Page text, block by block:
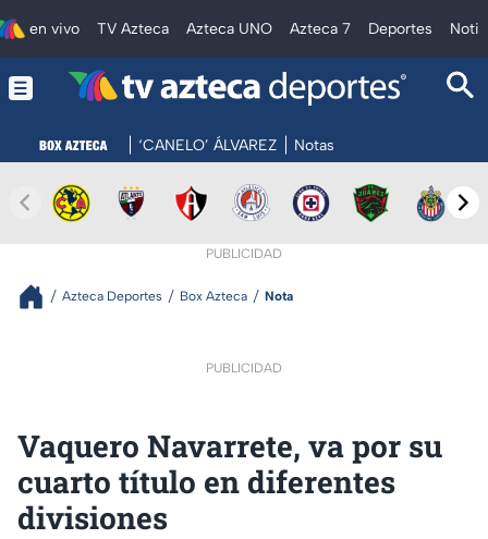
en vivo TV Azteca Azteca UNO Azteca 7 Deportes
‘CANELO’ ÁLVAREZ Notas
PUBLICIDAD
Azteca Deportes Box Azteca Nota
PUBLICIDAD
Vaquero Navarrete, va por su
cuarto título en diferentes
divisiones